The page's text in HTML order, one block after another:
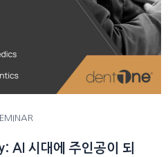
AI 시대에 주인공이 되